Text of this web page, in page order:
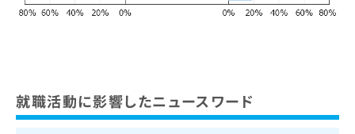
就職活動に影響したニュースワード